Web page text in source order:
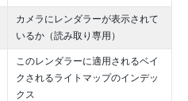
カメラにレンダラーが表示されて
いるか（読み取り専用）
このレンダラーに適用されるベイ
クされるライトマップのインデッ
クス